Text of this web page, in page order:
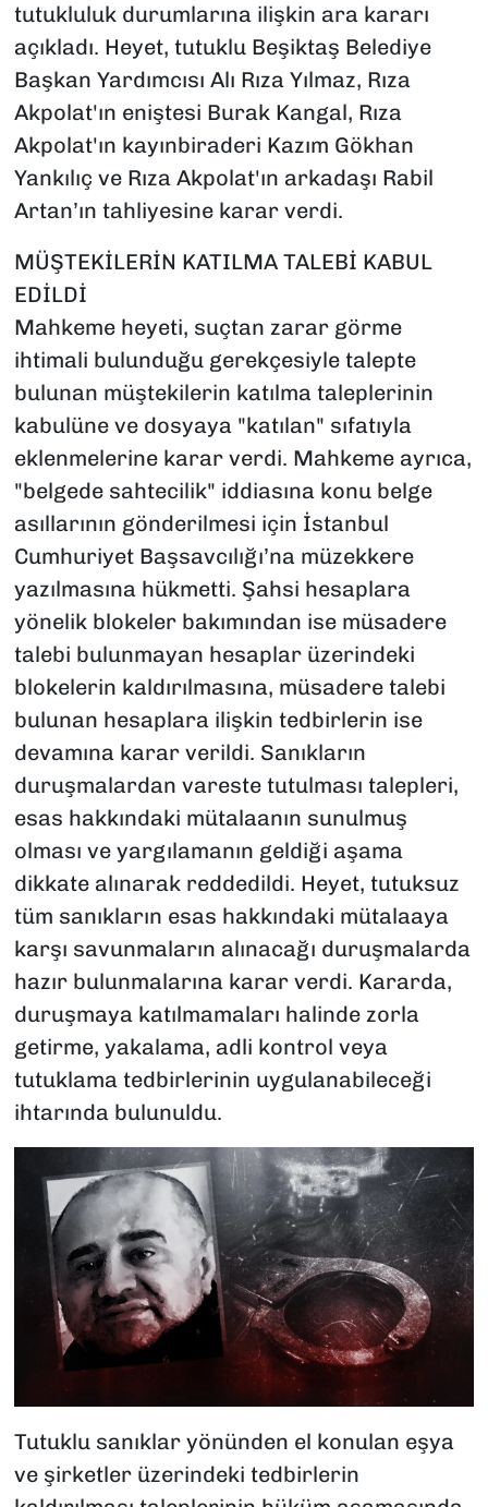
tutukluluk durumlarına ilişkin ara kararı
açıkladı. Heyet, tutuklu Beşiktaş Belediye
Başkan Yardımcısı Alı Rıza Yılmaz, Rıza
Akpolat'ın eniştesi Burak Kangal, Rıza
Akpolat'ın kayınbiraderi Kazım Gökhan
Yankılıç ve Rıza Akpolat'ın arkadaşı Rabil
Artan’ın tahliyesine karar verdi.
MÜŞTEKİLERİN KATILMA TALEBİ KABUL
EDİLDİ
Mahkeme heyeti, suçtan zarar görme
ihtimali bulunduğu gerekçesiyle talepte
bulunan müştekilerin katılma taleplerinin
kabulüne ve dosyaya "katılan" sıfatıyla
eklenmelerine karar verdi. Mahkeme ayrıca,
"belgede sahtecilik" iddiasına konu belge
asıllarının gönderilmesi için İstanbul
Cumhuriyet Başsavcılığı’na müzekkere
yazılmasına hükmetti. Şahsi hesaplara
yönelik blokeler bakımından ise müsadere
talebi bulunmayan hesaplar üzerindeki
blokelerin kaldırılmasına, müsadere talebi
bulunan hesaplara ilişkin tedbirlerin ise
devamına karar verildi. Sanıkların
duruşmalardan vareste tutulması talepleri,
esas hakkındaki mütalaanın sunulmuş
olması ve yargılamanın geldiği aşama
dikkate alınarak reddedildi. Heyet, tutuksuz
tüm sanıkların esas hakkındaki mütalaaya
karşı savunmaların alınacağı duruşmalarda
hazır bulunmalarına karar verdi. Kararda,
duruşmaya katılmamaları halinde zorla
getirme, yakalama, adli kontrol veya
tutuklama tedbirlerinin uygulanabileceği
ihtarında bulunuldu.
Tutuklu sanıklar yönünden el konulan eşya
ve şirketler üzerindeki tedbirlerin